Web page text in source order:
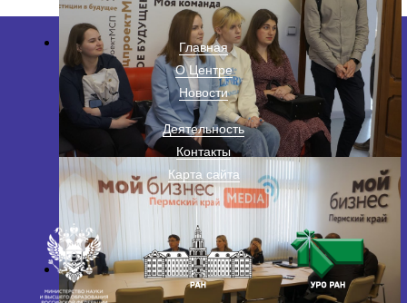
Главная
О Центре
Новости
Деятельность
Контакты
Карта сайта